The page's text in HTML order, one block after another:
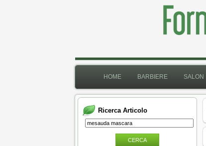
HOME BARBIERE SALON
Ricerca Articolo
CERCA